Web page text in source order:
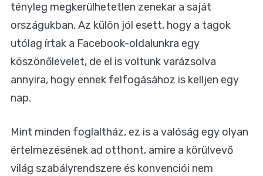
tényleg megkerülhetetlen zenekar a saját
országukban. Az külön jól esett, hogy a tagok
utólag írtak a Facebook-oldalunkra egy
köszönőlevelet, de el is voltunk varázsolva
annyira, hogy ennek felfogásához is kelljen egy
nap.
Mint minden foglaltház, ez is a valóság egy olyan
értelmezésének ad otthont, amire a körülvevő
világ szabályrendszere és konvenciói nem